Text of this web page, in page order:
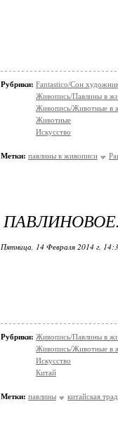
Рубрики: Fantastico/Сон
Живопись/Павлины в
Живопись/Животные в
Животные
Искусство
Метки: павлины в живописи
Пятница, 14 Февраля 2014 г.
Рубрики: Живопись/Павлины в
Живопись/Животные в
Искусство
Китай
Метки: павлины китайская